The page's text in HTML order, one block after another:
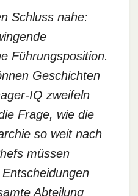
Schluss nahe:
Führungsposition.
Geschichten
IQ zweifeln
Frage, wie die
so weit nach
müssen
Abteilung